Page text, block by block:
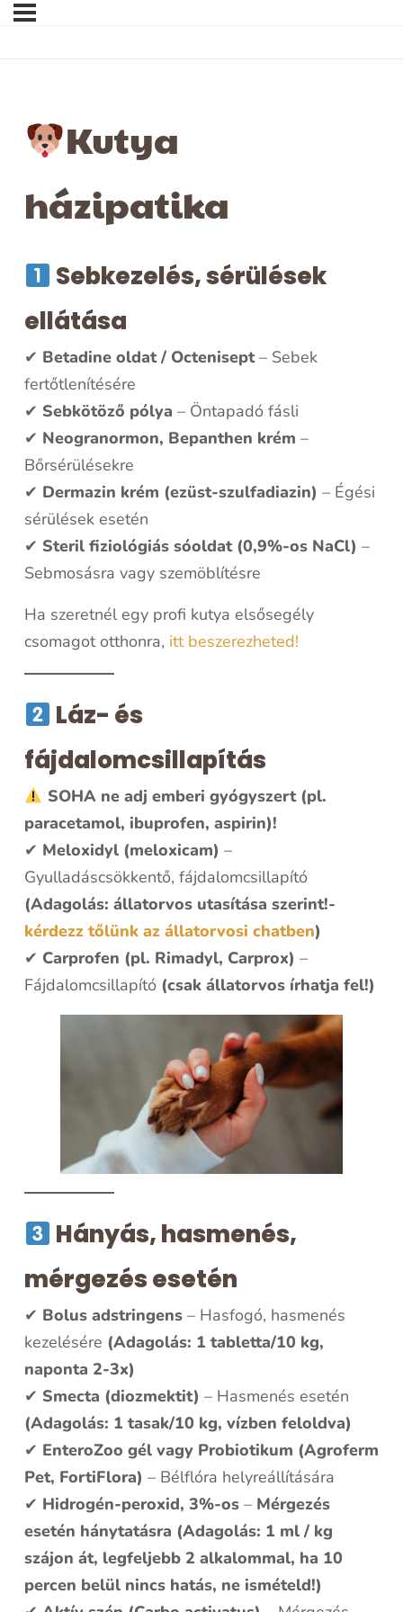
Kutya
házipatika
Sebkezelés, sérülések
ellátása
✔ Betadine oldat / Octenisept– Sebek
fertőtlenítésére
✔ Sebkötöző pólya – Öntapadó fásli
✔ Neogranormon, Bepanthen krém –
Bőrsérülésekre
✔ Dermazin krém (ezüst-szulfadiazin) – Égési
sérülések esetén
✔ Steril fiziológiás sóoldat (0,9%-os NaCl) –
Sebmosásra vagy szemöblítésre
Ha szeretnél egy profi kutya elsősegély
csomagot otthonra, itt beszerezheted!
Láz- és
fájdalomcsillapítás
SOHA ne adj emberi gyógyszert (pl.
paracetamol, ibuprofen, aspirin)!
✔ Meloxidyl (meloxicam) –
Gyulladáscsökkentő, fájdalomcsillapító
(Adagolás: állatorvos utasítása szerint!-
kérdezz tőlünk az állatorvosi chatben)
✔ Carprofen (pl. Rimadyl, Carprox) –
Fájdalomcsillapító (csak állatorvos írhatja fel!)
Hányás, hasmenés,
mérgezés esetén
✔ Bolus adstringens – Hasfogó, hasmenés
kezelésére (Adagolás: 1 tabletta/10 kg,
naponta 2-3x)
✔ Smecta (diozmektit) – Hasmenés esetén
(Adagolás: 1 tasak/10 kg, vízben feloldva)
✔ EnteroZoo gél vagy Probiotikum (Agroferm
Pet, FortiFlora) – Bélflóra helyreállítására
✔ Hidrogén-peroxid, 3%-os – Mérgezés
esetén hánytatásra (Adagolás: 1 ml / kg
szájon át, legfeljebb 2 alkalommal, ha 10
percen belül nincs hatás, ne ismételd!)